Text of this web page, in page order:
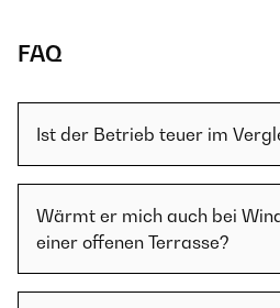
FAQ
Ist der Betrieb teuer im
Wärmt er mich auch bei
einer offenen Terrasse?